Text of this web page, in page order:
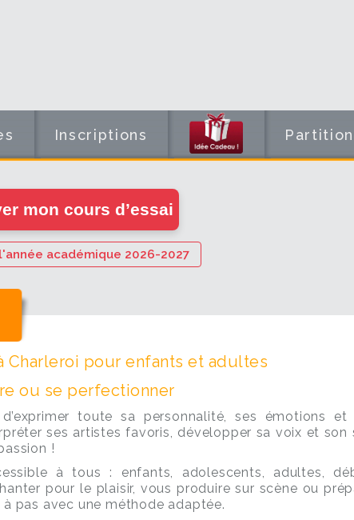
Inscriptions
mon cours d’essai
académique 2026-2027
Charleroi pour enfants et adultes
ou se perfectionner
toute sa personnalité, ses émotions et
ses artistes favoris, développer sa voix et son
!
à tous : enfants, adolescents, adultes,
pour le plaisir, vous produire sur scène ou
pas avec une méthode adaptée.